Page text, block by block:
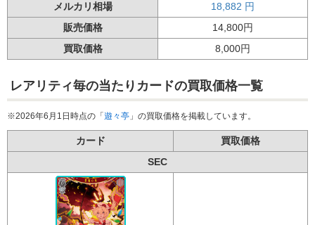
メルカリ相場 18,882 円
販売価格
14,800円
買取価格
8,000円
レアリティ毎の当たりカードの買取価格一覧
※2026年6月1日時点の「 遊々亭 」の買取価格を掲載しています。
カード
買取価格
SEC